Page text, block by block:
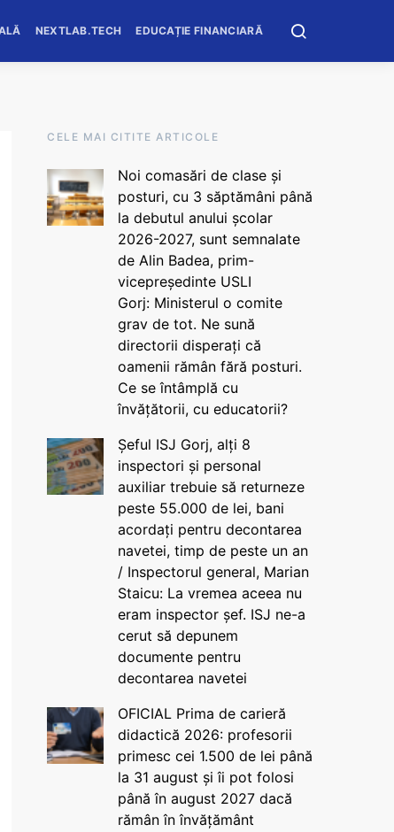
NEXTLAB.TECH EDUCAȚIE FINANCIARĂ
CELE MAI CITITE ARTICOLE
Noi comasări de clase și
posturi, cu 3 săptămâni până
la debutul anului școlar
2026-2027, sunt semnalate
de Alin Badea, prim-
vicepreședinte USLI
Gorj: Ministerul o comite
grav de tot. Ne sună
directorii disperați că
oamenii rămân fără posturi.
Ce se întâmplă cu
învățătorii, cu educatorii?
Șeful ISJ Gorj, alți 8
inspectori și personal
auxiliar trebuie să returneze
peste 55.000 de lei, bani
acordați pentru decontarea
navetei, timp de peste un an
/ Inspectorul general, Marian
Staicu: La vremea aceea nu
eram inspector șef. ISJ ne-a
cerut să depunem
documente pentru
decontarea navetei
OFICIAL Prima de carieră
didactică 2026: profesorii
primesc cei 1.500 de lei până
la 31 august și îi pot folosi
până în august 2027 dacă
rămân în învățământ